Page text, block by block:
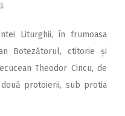
Liturghii, în frumoasa
Botezătorul, ctitorie și
Theodor Cincu, de
protoierii, sub protia